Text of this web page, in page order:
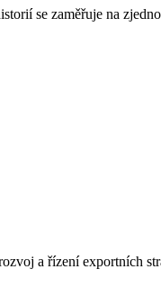
se zaměřuje na
a řízení exportních